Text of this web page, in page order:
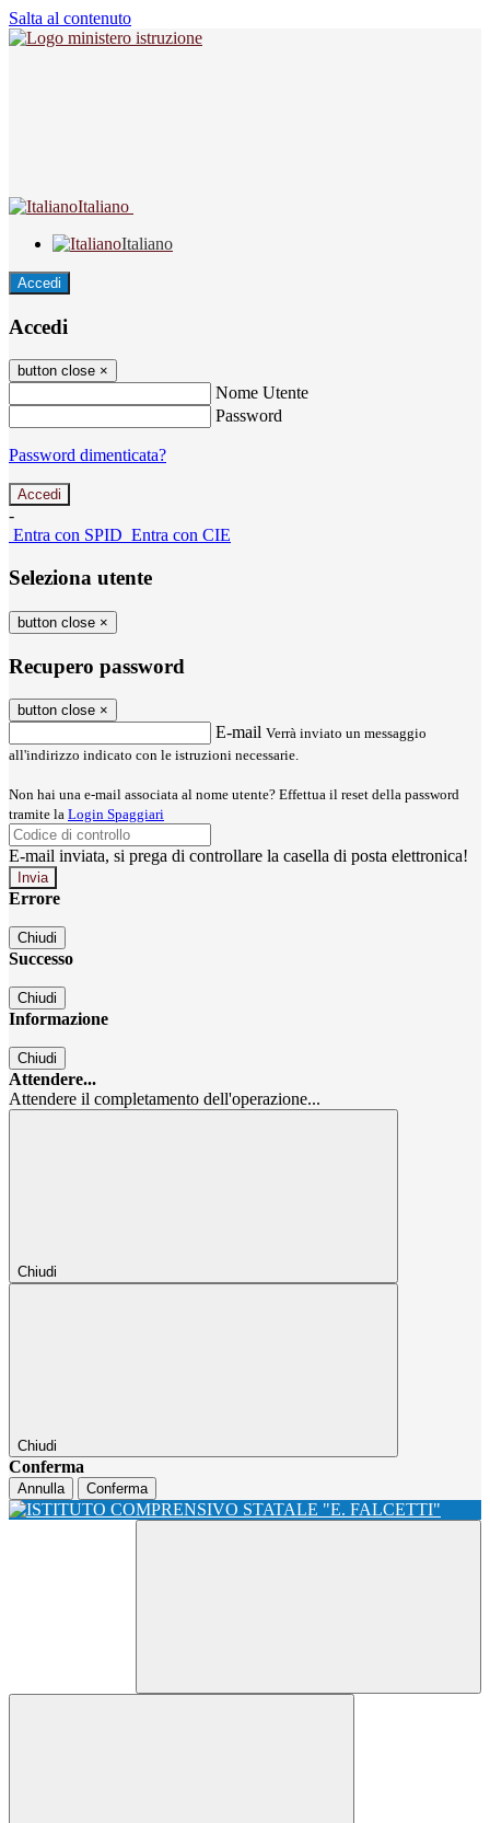
Salta al contenuto
Italiano
Italiano
Accedi
Accedi
button close ×
Nome Utente
Password
Password dimenticata?
-
Entra con SPID Entra con CIE
Seleziona utente
button close ×
Recupero password
button close ×
E-mail Verrà inviato un messaggio
all'indirizzo indicato con le istruzioni necessarie.
Non hai una e-mail associata al nome utente? Effettua il reset della password
tramite la Login Spaggiari
E-mail inviata, si prega di controllare la casella di posta elettronica!
Errore
Chiudi
Successo
Chiudi
Informazione
Chiudi
Attendere...
Attendere il completamento dell'operazione...
Chiudi
Chiudi
Conferma
Annulla Conferma